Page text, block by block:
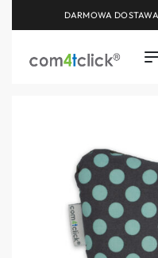
DARMOWA